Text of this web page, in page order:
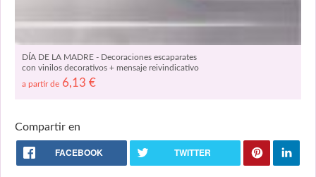
DÍA DE LA MADRE - Decoraciones escaparates
con vinilos decorativos + mensaje reivindicativo
feminista - frases sobre la igualdad de la mujer
07708
a partir de 6,13 €
Compartir en
FACEBOOK TWITTER